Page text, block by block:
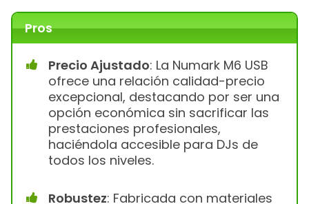
Pros
Precio Ajustado: La Numark M6 USB
ofrece una relación calidad-precio
excepcional, destacando por ser una
opción económica sin sacrificar las
prestaciones profesionales,
haciéndola accesible para DJs de
todos los niveles.
Robustez: Fabricada con materiales